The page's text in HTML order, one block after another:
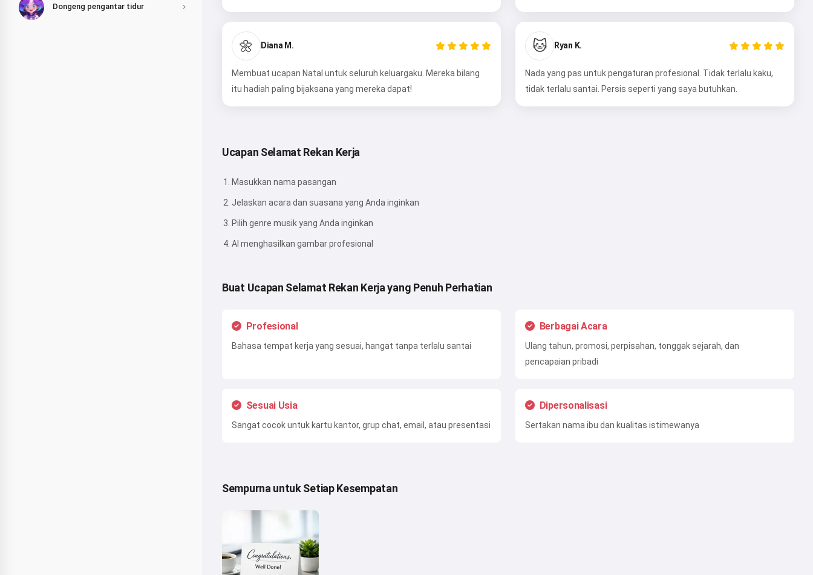
Dongeng pengantar tidur
🌼 Diana M.
Membuat ucapan Natal untuk seluruh keluargaku. Mereka bilang
itu hadiah paling bijaksana yang mereka dapat!
🐱 Ryan K.
Nada yang pas untuk pengaturan profesional. Tidak terlalu kaku,
tidak terlalu santai. Persis seperti yang saya butuhkan.
Ucapan Selamat Rekan Kerja
Masukkan nama pasangan
Jelaskan acara dan suasana yang Anda inginkan
Pilih genre musik yang Anda inginkan
AI menghasilkan gambar profesional
Buat Ucapan Selamat Rekan Kerja yang Penuh Perhatian
Profesional
Bahasa tempat kerja yang sesuai, hangat tanpa terlalu santai
Berbagai Acara
Ulang tahun, promosi, perpisahan, tonggak sejarah, dan
pencapaian pribadi
Sesuai Usia
Sangat cocok untuk kartu kantor, grup chat, email, atau presentasi
Dipersonalisasi
Sertakan nama ibu dan kualitas istimewanya
Sempurna untuk Setiap Kesempatan
puisi, dan ucapan selamat 🥰
Coba sekarang